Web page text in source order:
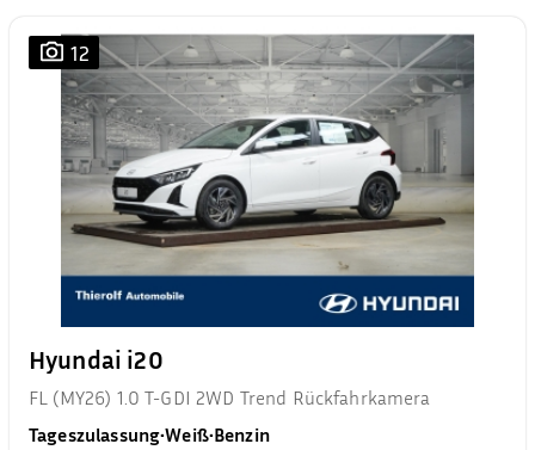
12
Hyundai i20
FL (MY26) 1.0 T-GDI 2WD Trend Rückfahrkamera
Tageszulassung•Weiß•Benzin